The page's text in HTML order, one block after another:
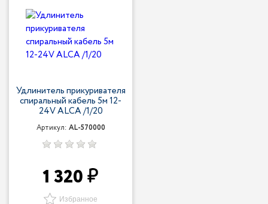
Удлинитель прикуривателя
спиральный кабель 5м 12-
24V ALCA /1/20
Артикул: AL-570000
1 320
Избранное